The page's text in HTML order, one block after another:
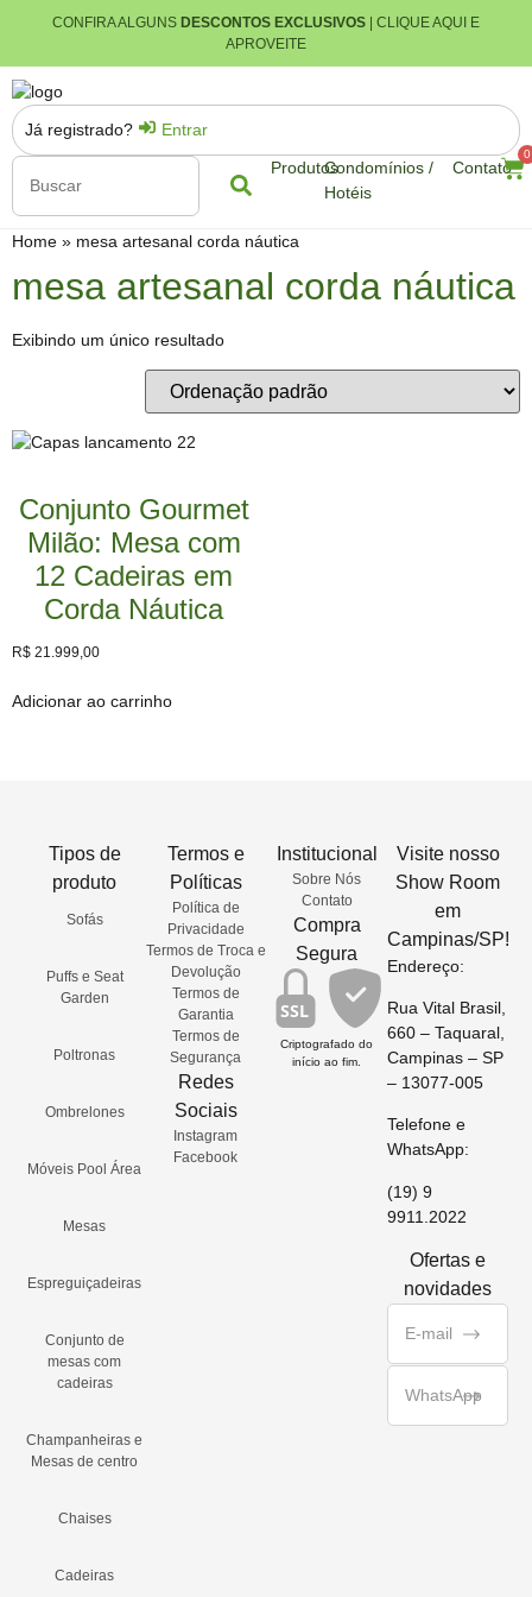
CONFIRA ALGUNS DESCONTOS EXCLUSIVOS | CLIQUE AQUI E
APROVEITE
ProdutosCondomínios /
Hotéis
Contato
0
Já registrado? Entrar
Home » mesa artesanal corda náutica
mesa artesanal corda náutica
Exibindo um único resultado
Conjunto Gourmet
Milão: Mesa com
12 Cadeiras em
Corda Náutica
R$ 21.999,00
Adicionar ao carrinho
Tipos de
produto
Sofás
Puffs e Seat
Garden
Poltronas
Ombrelones
Móveis Pool Área
Mesas
Espreguiçadeiras
Conjunto de
mesas com
cadeiras
Champanheiras e
Mesas de centro
Chaises
Cadeiras
Termos e
Políticas
Política de
Privacidade
Termos de Troca e
Devolução
Termos de
Garantia
Termos de
Segurança
Redes
Sociais
Instagram
Facebook
Institucional
Sobre Nós
Contato
Compra
Segura
SSL
Criptografado do
início ao fim.
Visite nosso
Show Room
em
Campinas/SP!
Endereço:
Rua Vital Brasil,
660 – Taquaral,
Campinas – SP
– 13077-005
Telefone e
WhatsApp:
(19) 9
9911.2022
Ofertas e
novidades